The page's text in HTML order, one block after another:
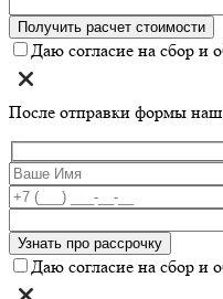
Даю согласие на сбор и
После отправки формы наш
Даю согласие на сбор и